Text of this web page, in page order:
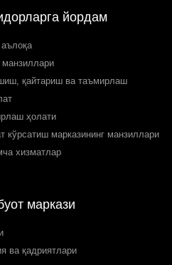
йордам
аълоқа
манзиллари
қайтариш ва таъмирлаш
ҳолати
кўрсатиш марказининг манзиллари
хизматлар
маркази
ва қадриятлари